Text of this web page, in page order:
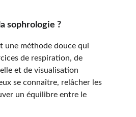
sophrologie ?
une méthode douce qui
de respiration, de
et de visualisation
se connaître, relâcher les
un équilibre entre le